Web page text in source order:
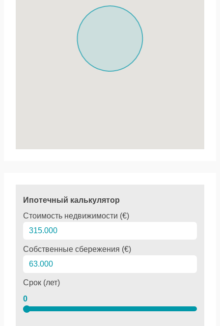
Ипотечный калькулятор
Стоимость недвижимости (€)
Собственные сбережения (€)
Срок (лет)
0